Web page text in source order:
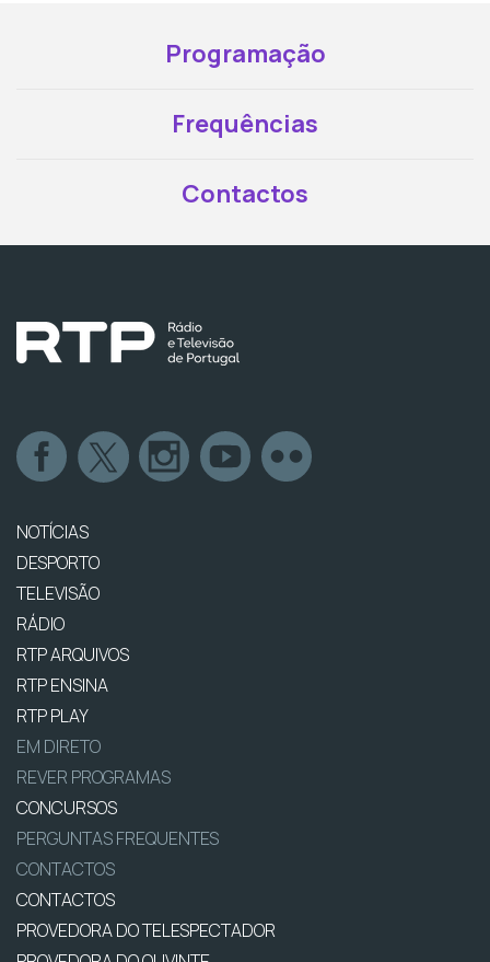
Programação
Frequências
Contactos
NOTÍCIAS
DESPORTO
TELEVISÃO
RÁDIO
RTP ARQUIVOS
RTP ENSINA
RTP PLAY
EM DIRETO
REVER PROGRAMAS
CONCURSOS
PERGUNTAS FREQUENTES
CONTACTOS
CONTACTOS
PROVEDORA DO TELESPECTADOR